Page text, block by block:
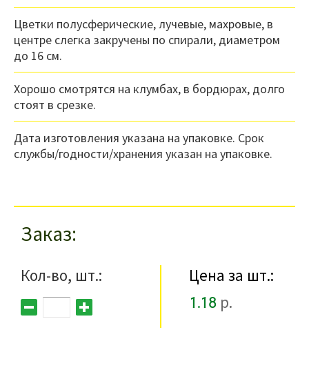
Цветки полусферические, лучевые, махровые, в
центре слегка закручены по спирали, диаметром
до 16 см.
Хорошо смотрятся на клумбах, в бордюрах, долго
стоят в срезке.
Дата изготовления указана на упаковке. Срок
службы/годности/хранения указан на упаковке.
Заказ
Кол-во, шт.:
Цена за шт.:
1.18 р.